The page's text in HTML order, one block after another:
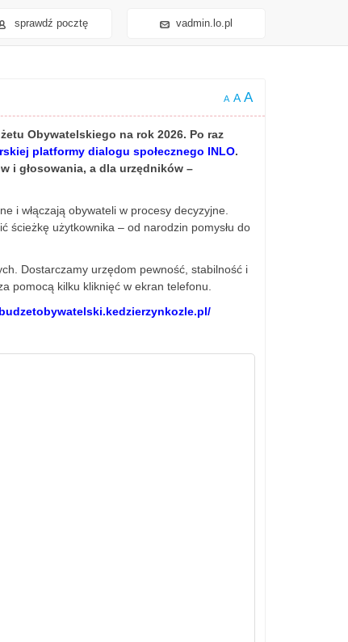
vadmin.lo.pl
sprawdź pocztę
A A A
Obywatelskiego na rok 2026. Po raz
platformy dialogu społecznego INLO.
i głosowania, a dla urzędników –
i włączają obywateli w procesy decyzyjne.
ścieżkę użytkownika – od narodzin pomysłu do
Dostarczamy urzędom pewność, stabilność i
pomocą kilku kliknięć w ekran telefonu.